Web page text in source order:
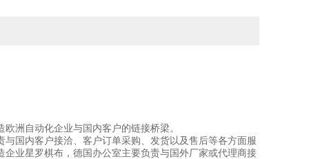
洲自动化企业与国内客户的链接桥梁。
国内客户接洽、客户订单采购、发货以及售后等各方面服
业星罗棋布，德国办公室主要负责与国外厂家或代理商接